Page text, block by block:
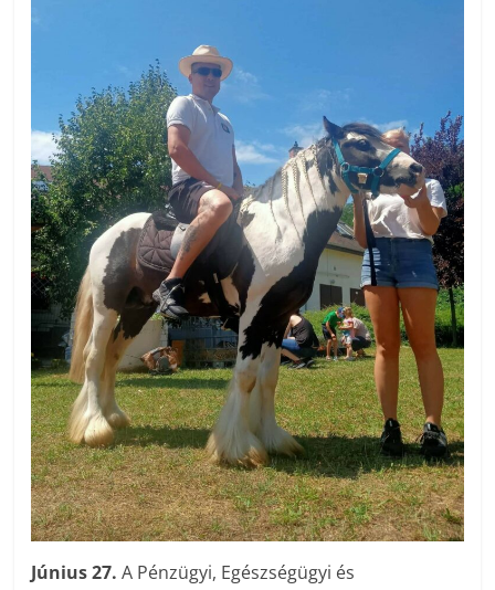
Június 27. A Pénzügyi, Egészségügyi és